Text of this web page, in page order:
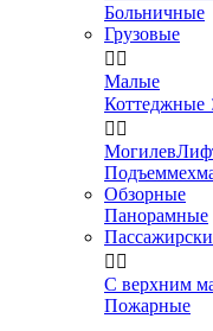
Больничные
Грузовые
 
Малые
Коттеджные
 
Обзорные
Панорамные
 
С верхним
Пожарные